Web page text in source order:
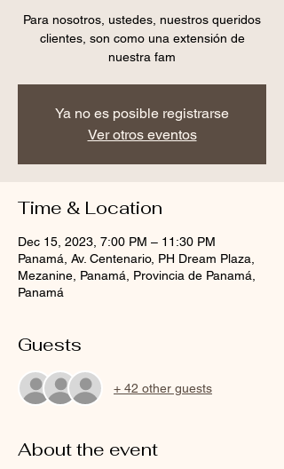
Para nosotros, ustedes, nuestros queridos
clientes, son como una extensión de
nuestra fam
Ya no es posible registrarse
Ver otros eventos
Time & Location
Dec 15, 2023, 7:00 PM – 11:30 PM
Panamá, Av. Centenario, PH Dream Plaza,
Mezanine, Panamá, Provincia de Panamá,
Panamá
Guests
+ 42 other guests
About the event